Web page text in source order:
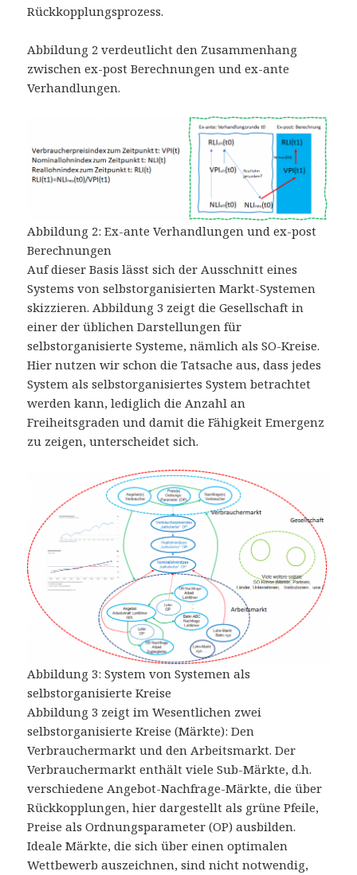
Rückkopplungsprozess.
Abbildung 2 verdeutlicht den Zusammenhang
zwischen ex-post Berechnungen und ex-ante
Verhandlungen.
Abbildung 2: Ex-ante Verhandlungen und ex-post
Berechnungen
Auf dieser Basis lässt sich der Ausschnitt eines
Systems von selbstorganisierten Markt-Systemen
skizzieren. Abbildung 3 zeigt die Gesellschaft in
einer der üblichen Darstellungen für
selbstorganisierte Systeme, nämlich als SO-Kreise.
Hier nutzen wir schon die Tatsache aus, dass jedes
System als selbstorganisiertes System betrachtet
werden kann, lediglich die Anzahl an
Freiheitsgraden und damit die Fähigkeit Emergenz
zu zeigen, unterscheidet sich.
Abbildung 3: System von Systemen als
selbstorganisierte Kreise
Abbildung 3 zeigt im Wesentlichen zwei
selbstorganisierte Kreise (Märkte): Den
Verbrauchermarkt und den Arbeitsmarkt. Der
Verbrauchermarkt enthält viele Sub-Märkte, d.h.
verschiedene Angebot-Nachfrage-Märkte, die über
Rückkopplungen, hier dargestellt als grüne Pfeile,
Preise als Ordnungsparameter (OP) ausbilden.
Ideale Märkte, die sich über einen optimalen
Wettbewerb auszeichnen, sind nicht notwendig,